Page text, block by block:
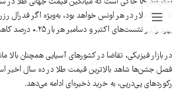
تا ۴۵۰۰ دلار در هر اونس خواهد بود، به‌ویژه اگر فدرال
بهره را در نشست‌های اکتبر و دسامبر هر بار ۰.۲۵ درصد کاهش دهد.
در بازار فیزیکی، تقاضا در کشورهای آسیایی همچنان بالا
فصل جشن‌ها شاهد بالاترین قیمت طلا در ده سال اخیر
رکوردهای پی‌درپی، به خرید ذخیره‌ای ادامه می‌دهد.